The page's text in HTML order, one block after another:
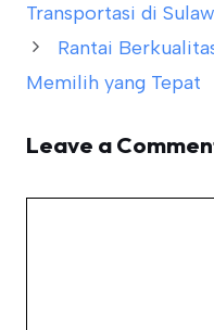
Transportasi di
Rantai
Memilih yang Tepat
Leave a